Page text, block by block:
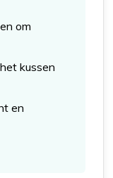
om
kussen
en